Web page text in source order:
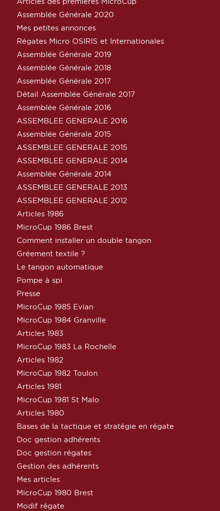
Assemblée Générale 2020
Mes petites annonces
Régates Micro OSIRIS et Internationales
Assemblée Générale 2019
Assemblée Générale 2018
Assemblée Générale 2017
Détail Assemblée Générale 2017
Assemblée Générale 2016
ASSEMBLEE GENERALE 2016
Assemblée Générale 2015
ASSEMBLEE GENERALE 2015
ASSEMBLEE GENERALE 2014
Assemblée Générale 2014
ASSEMBLEE GENERALE 2013
ASSEMBLEE GENERALE 2012
Articles 1986
MicroCup 1986 Brest
Comment installer un double tangon
Gréement textile ?
Le tangon automatique
Pompe à spi
Presse
MicroCup 1985 Evian
MicroCup 1984 Granville
Articles 1983
MicroCup 1983 La Rochelle
Articles 1982
MicroCup 1982 Toulon
Articles 1981
MicroCup 1981 St Malo
Articles 1980
Bases de la tactique et stratégie en régate
Doc gestion adhérents
Doc gestion régates
Gestion des adhérents
Mes articles
MicroCup 1980 Brest
Modif régate